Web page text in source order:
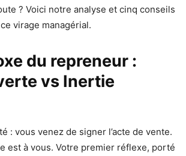
? Voici notre analyse et cinq conseils
virage managérial.
du repreneur :
vs Inertie
: vous venez de signer l’acte de vente.
est à vous. Votre premier réflexe, porté